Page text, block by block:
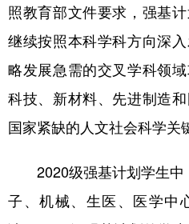
照教育部文件要求，强基
继续按照本科学科方向深
略发展急需的交叉学科领
科技、新材料、先进制造
国家紧缺的人文社会科学关
2020级强基计划学生
子、机械、生医、医学中